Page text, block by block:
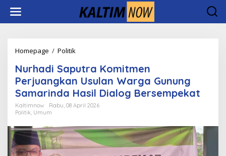
konten
Homepage / Politik
Komitmen
Perjuangkan
Usulan
Warga
Gunung
Dialog
Bersempekat
Nurhadi Saputra Komitmen
Perjuangkan Usulan Warga Gunung
Samarinda Hasil Dialog Bersempekat
Kaltimnow
Rabu, 08 April 2026
Politik, Umum